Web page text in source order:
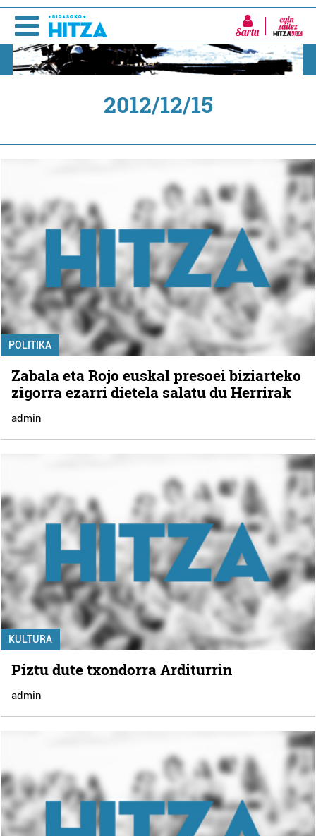
Sartu
2012/12/15
POLITIKA
Zabala eta Rojo euskal presoei biziarteko
zigorra ezarri dietela salatu du Herrirak
admin
KULTURA
Piztu dute txondorra Arditurrin
admin